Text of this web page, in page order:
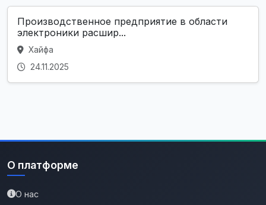
Производственное предприятие в области
электроники расшир...
Хайфа
24.11.2025
О платформе
О нас